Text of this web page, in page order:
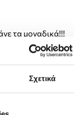
Σχετικά
τα μοναδικά!!!
γίνονται αλλαγές